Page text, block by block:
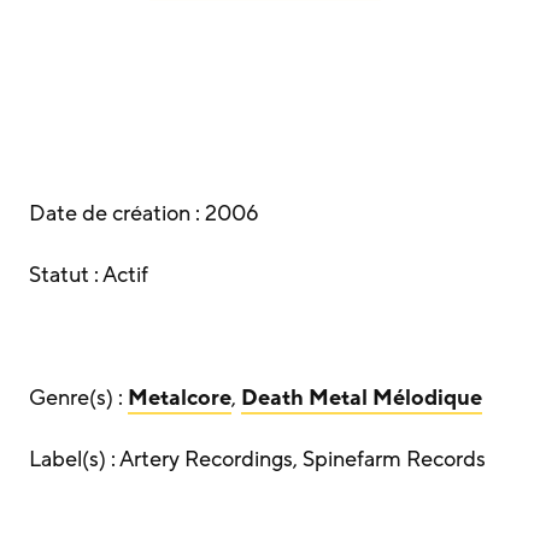
Date de création : 2006
Statut : Actif
Genre(s) : Metalcore, Death Metal Mélodique
Label(s) : Artery Recordings, Spinefarm Records